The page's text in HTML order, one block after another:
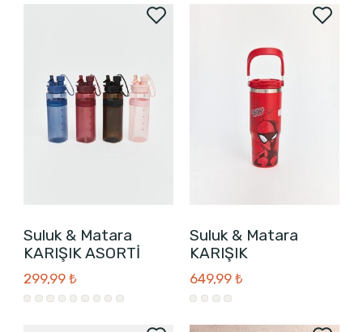
Suluk & Matara
KARIŞIK ASORTİ
299,99 ₺
Suluk & Matara
KARIŞIK
649,99 ₺